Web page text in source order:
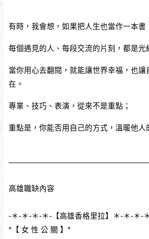
有時，我會想，如果把人生也當作一本書
每個遇見的人、每段交流的片刻，都是光
當你用心去翻閱，就能讓世界幸福，也讓
在。
專業、技巧、表演，從來不是重點；
重點是，你能否用自己的方式，溫暖他人
高雄職缺內容
-＊-＊-＊-＊-【高雄香格里拉】＊-＊-＊-
*【 女 性 公 關 】*